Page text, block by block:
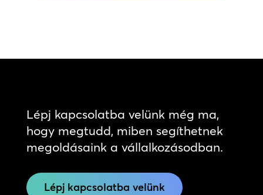
Lépj kapcsolatba velünk még ma,
hogy megtudd, miben segíthetnek
megoldásaink a vállalkozásodban.
Lépj kapcsolatba velünk